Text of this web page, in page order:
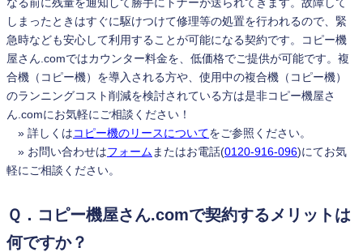
しまったときはすぐに駆けつけて修理等の処置を行われるので、緊
急時なども安心して利用することが可能になる契約です。コピー機
屋さん.comではカウンター料金を、低価格でご提供が可能です。複
合機（コピー機）を導入される方や、使用中の複合機（コピー機）
のランニングコスト削減を検討されている方は是非コピー機屋さ
ん.comにお気軽にご相談ください！
» 詳しくはコピー機のリースについてをご参照ください。
» お問い合わせはフォーム またはお電話(0120-916-096)にてお気
軽にご相談ください。
Ｑ．コピー機屋さん.comで契約するメリットは
何ですか？